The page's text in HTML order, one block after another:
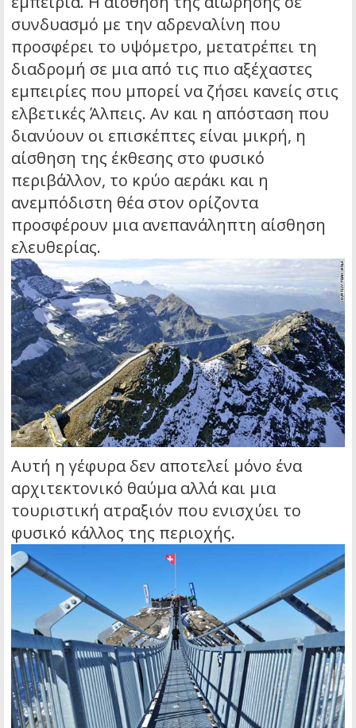
συνδυασμό με την αδρεναλίνη που
προσφέρει το υψόμετρο, μετατρέπει τη
διαδρομή σε μια από τις πιο αξέχαστες
εμπειρίες που μπορεί να ζήσει κανείς στις
ελβετικές Άλπεις. Αν και η απόσταση που
διανύουν οι επισκέπτες είναι μικρή, η
αίσθηση της έκθεσης στο φυσικό
περιβάλλον, το κρύο αεράκι και η
ανεμπόδιστη θέα στον ορίζοντα
προσφέρουν μια ανεπανάληπτη αίσθηση
ελευθερίας.
Αυτή η γέφυρα δεν αποτελεί μόνο ένα
αρχιτεκτονικό θαύμα αλλά και μια
τουριστική ατραξιόν που ενισχύει το
φυσικό κάλλος της περιοχής.